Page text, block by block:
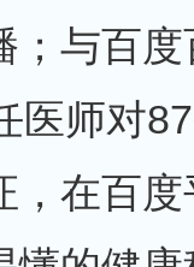
；与百
医师对
，在百